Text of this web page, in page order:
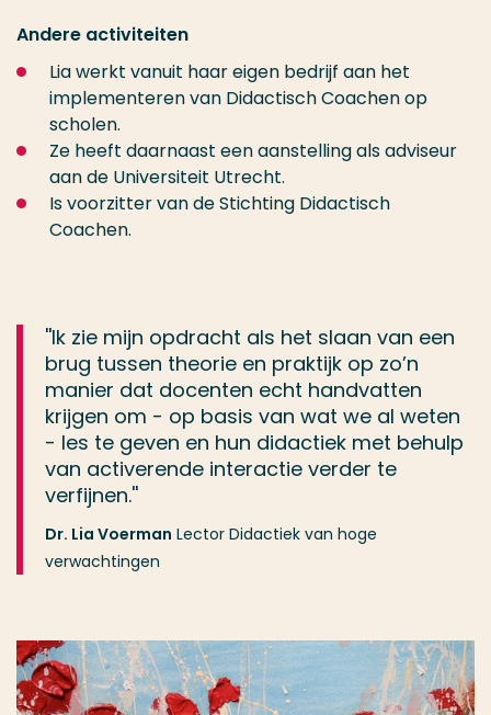
Andere activiteiten
Lia werkt vanuit haar eigen bedrijf aan het
implementeren van Didactisch Coachen op
scholen.
Ze heeft daarnaast een aanstelling als adviseur
aan de Universiteit Utrecht.
Is voorzitter van de Stichting Didactisch
Coachen.
''Ik zie mijn opdracht als het slaan van een
brug tussen theorie en praktijk op zo’n
manier dat docenten echt handvatten
krijgen om - op basis van wat we al weten
- les te geven en hun didactiek met behulp
van activerende interactie verder te
verfijnen.''
Dr. Lia Voerman Lector Didactiek van hoge
verwachtingen